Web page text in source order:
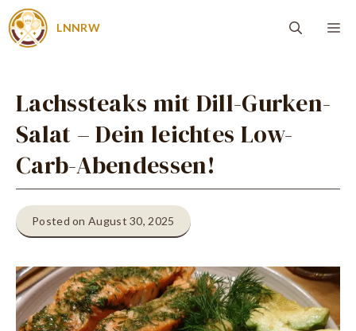
Zum
Inhalt
LNNRW
Lachssteaks mit Dill-Gurken-
Salat – Dein leichtes Low-
Carb-Abendessen!
Posted on August 30, 2025